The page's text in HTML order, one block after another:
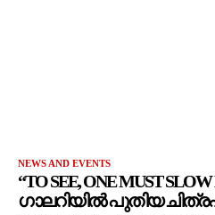
NEWS AND EVENTS
“TO SEE, ONE MUST
ഗാലറിയിൽ പുതിയ